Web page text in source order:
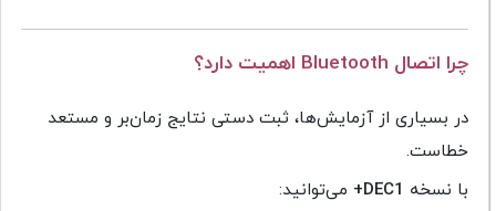
چرا اتصال Bluetooth اهمیت دارد؟
در بسیاری از آزمایش‌ها، ثبت دستی نتایج زمان‌بر و مستعد
خطاست.
با نسخه DEC1+
می‌توانید: